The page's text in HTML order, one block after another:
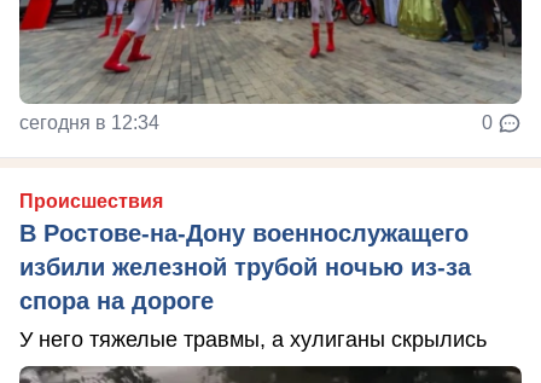
сегодня в 12:34 0
Происшествия
В Ростове-на-Дону военнослужащего
избили железной трубой ночью из-за
спора на дороге
У него тяжелые травмы, а хулиганы скрылись